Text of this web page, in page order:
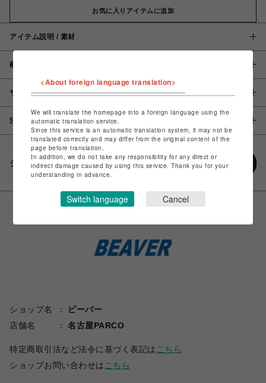
お気に入りアイテムに追加
アイテム説明 / 素材
概要
サイズ
注意事項
シェアする
ショップ名
ビーバー
店舗名
名古屋PARCO
特定商取引法など法令に基づく表記は こちら
ショップお問い合わせは こちら
<About foreign language translation>
We will translate the homepage into a foreign language using the
automatic translation service.
Since this service is an automatic translation system, it may not be
translated correctly and may differ from the original content of the
page before translation.
In addition, we do not take any responsibility for any direct or
indirect damage caused by using this service. Thank you for your
understanding in advance.
Switch language Cancel